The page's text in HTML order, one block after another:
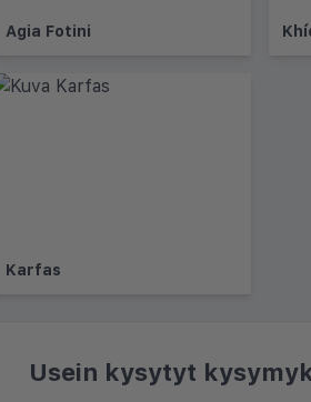
Agia Fotini
Karfas
Usein kysytyt